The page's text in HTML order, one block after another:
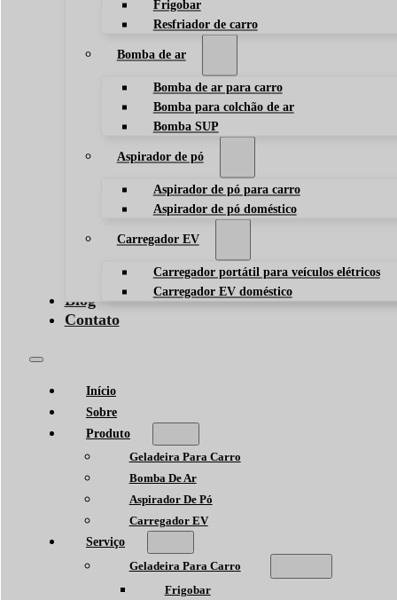
Frigobar
Resfriador de carro
Bomba de ar
Bomba de ar para carro
Bomba para colchão de ar
Bomba SUP
Aspirador de pó
Aspirador de pó para carro
Aspirador de pó doméstico
Carregador EV
Carregador portátil para veículos elétricos
Carregador EV doméstico
Blog
Contato
Início
Sobre
Produto
Geladeira Para Carro
Bomba De Ar
Aspirador De Pó
Carregador EV
Serviço
Geladeira Para Carro
Frigobar